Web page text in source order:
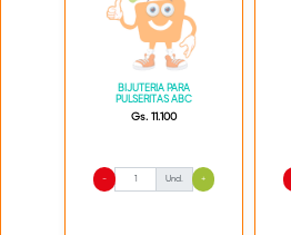
BIJUTERIA PARA
PULSERITAS ABC
Gs. 11.100
- Und. +